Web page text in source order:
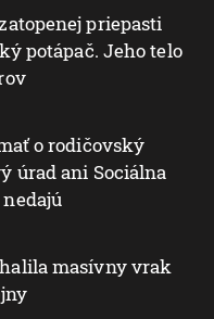
priepasti
potápač. Jeho telo
o rodičovský
úrad ani Sociálna
masívny vrak